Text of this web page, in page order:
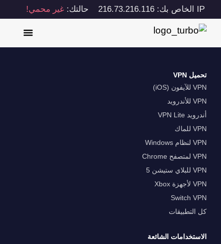
IP الخاص بك: 216.73.216.116 حالتك:غير محمي!
تحميل VPN
VPN للآيفون (iOS)
VPN للأندرويد
أندرويد VPN Lite
VPN للماك
VPN لنظام Windows
VPN لمتصفح Chrome
VPN للبلاي ستيشن 5
VPN لأجهزة Xbox
Switch VPN
كل التطبيقات
الاستخدامات الشائعة